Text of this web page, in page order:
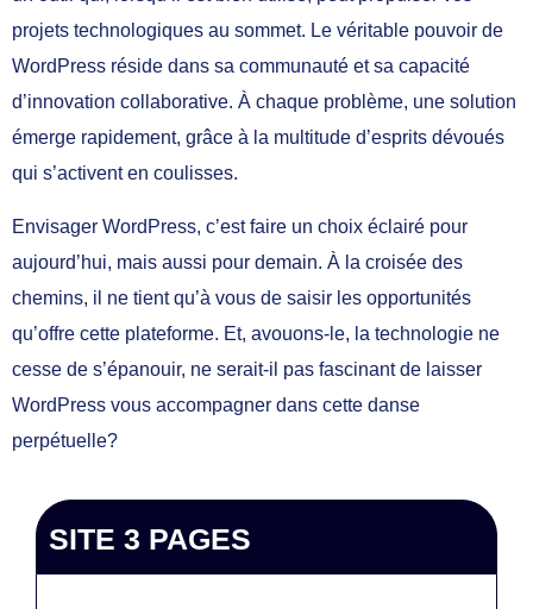
projets technologiques au sommet. Le véritable pouvoir de
WordPress réside dans sa communauté et sa capacité
d’innovation collaborative. À chaque problème, une solution
émerge rapidement, grâce à la multitude d’esprits dévoués
qui s’activent en coulisses.
Envisager WordPress, c’est faire un choix éclairé pour
aujourd’hui, mais aussi pour demain. À la croisée des
chemins, il ne tient qu’à vous de saisir les opportunités
qu’offre cette plateforme. Et, avouons-le, la technologie ne
cesse de s’épanouir, ne serait-il pas fascinant de laisser
WordPress vous accompagner dans cette danse
perpétuelle?
SITE 3 PAGES